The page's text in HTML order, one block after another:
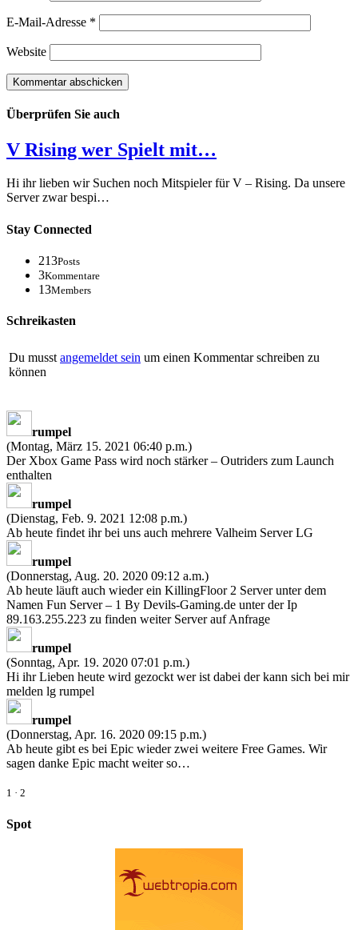
E-Mail-Adresse *
Website
Überprüfen Sie auch
V Rising wer Spielt mit…
Hi ihr lieben wir Suchen noch Mitspieler für V – Rising. Da unsere
Server zwar bespi…
Stay Connected
213Posts
3Kommentare
13Members
Schreikasten
Du musstangemeldet sein um einen Kommentar schreiben zu
können
rumpel
(Montag, März 15. 2021 06:40 p.m.)
Der Xbox Game Pass wird noch stärker – Outriders zum Launch
enthalten
rumpel
(Dienstag, Feb. 9. 2021 12:08 p.m.)
Ab heute findet ihr bei uns auch mehrere Valheim Server LG
rumpel
(Donnerstag, Aug. 20. 2020 09:12 a.m.)
Ab heute läuft auch wieder ein KillingFloor 2 Server unter dem
Namen Fun Server – 1 By Devils-Gaming.de unter der Ip
89.163.255.223 zu finden weiter Server auf Anfrage
rumpel
(Sonntag, Apr. 19. 2020 07:01 p.m.)
Hi ihr Lieben heute wird gezockt wer ist dabei der kann sich bei mir
melden lg rumpel
rumpel
(Donnerstag, Apr. 16. 2020 09:15 p.m.)
Ab heute gibt es bei Epic wieder zwei weitere Free Games. Wir
sagen danke Epic macht weiter so…
1 · 2
Spot